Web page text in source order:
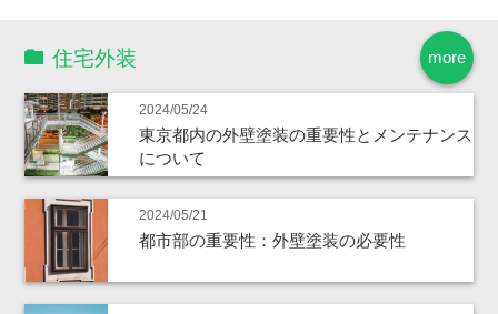
more
住宅外装
2024/05/24
東京都内の外壁塗装の重要性とメンテナンス
について
2024/05/21
都市部の重要性：外壁塗装の必要性